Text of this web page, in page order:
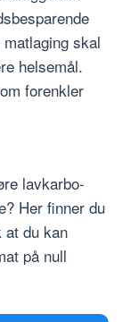
skal
helsemål.
forenkler
lavkarbo-
Her finner du
at du kan
på null